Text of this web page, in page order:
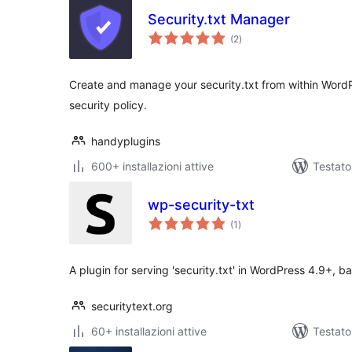
Security.txt Manager
(2valutazioni
totali
)
Create and manage your security.txt from within
security policy.
handyplugins
600+ installazioni attive
wp-security-txt
(1 valutazioni
totali
)
A plugin for serving 'security.txt' in WordPress 4.9+,
securitytext.org
60+ installazioni attive